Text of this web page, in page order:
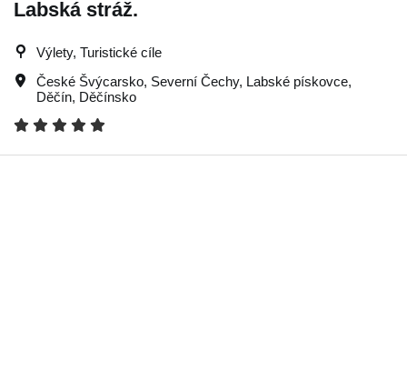
Labská stráž.
Výlety, Turistické cíle
České Švýcarsko, Severní Čechy, Labské pískovce,
Děčín, Děčínsko